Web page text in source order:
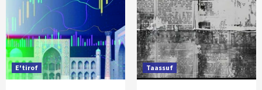
E'tirof Taassuf